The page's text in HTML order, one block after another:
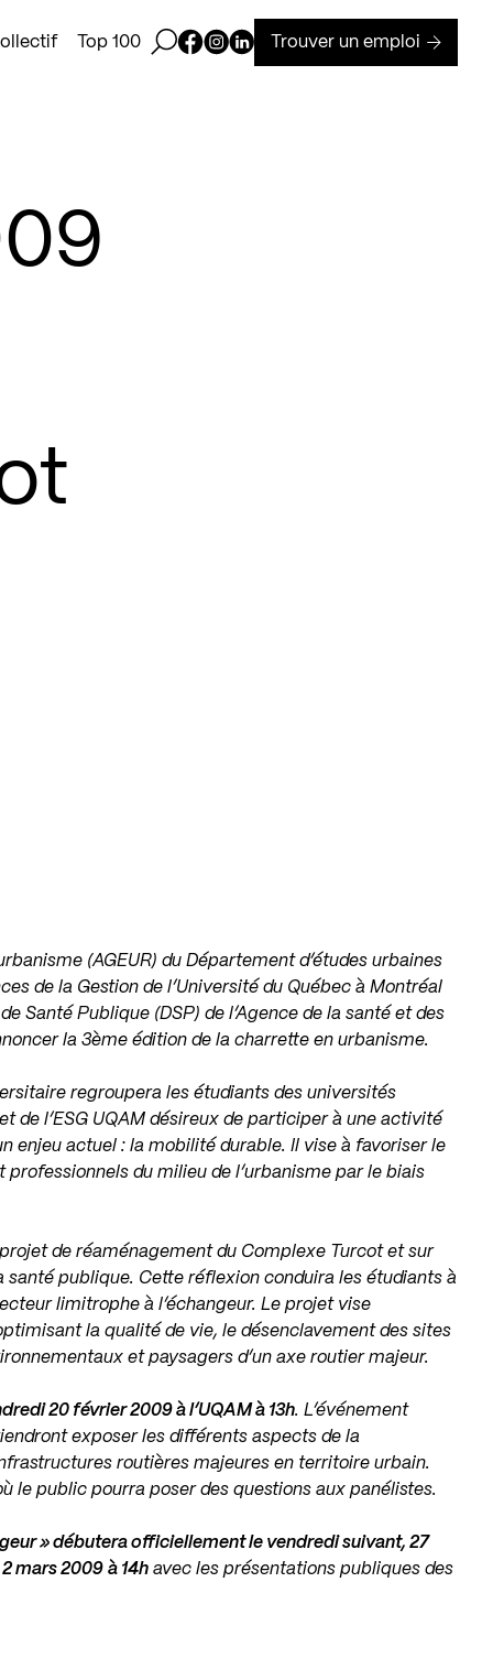
Top 100 Ouvrir la barre de recherche
Page Facebook de Kollectif
Page Instagram de Kollectif
Page Linkedin de Kollectif
Trouver un emploi
(AGEUR) du Département d’études urbaines
de la Gestion de l’Université du Québec à Montréal
Santé Publique (DSP) de l’Agence de la santé et des
la 3ème édition de la charrette en urbanisme.
regroupera les étudiants des universités
de l’ESG UQAM désireux de participer à une activité
enjeu actuel : la mobilité durable. Il vise à favoriser le
du milieu de l’urbanisme par le biais
de réaménagement du Complexe Turcot et sur
publique. Cette réflexion conduira les étudiants à
limitrophe à l’échangeur. Le projet vise
la qualité de vie, le désenclavement des sites
et paysagers d’un axe routier majeur.
20 février 2009 à l’UQAM à 13h. L’événement
exposer les différents aspects de la
routières majeures en territoire urbain.
le public pourra poser des questions aux panélistes.
» débutera officiellement le vendredi suivant, 27
mars 2009 à 14h avec les présentations publiques des